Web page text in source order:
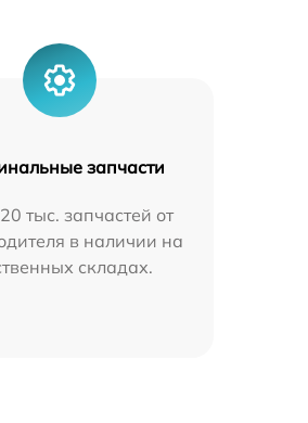
запчасти
тыс. запчастей от
в наличии на
складах.